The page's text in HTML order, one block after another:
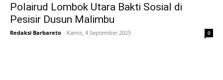
Polairud Lombok Utara Bakti Sosial di
Pesisir Dusun Malimbu
Redaksi Barbareto - Kamis, 4 September 2025 0